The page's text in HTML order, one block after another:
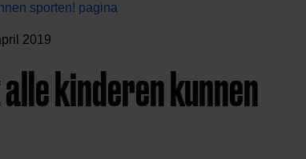
sporten! pagina
2019
kinderen kunnen